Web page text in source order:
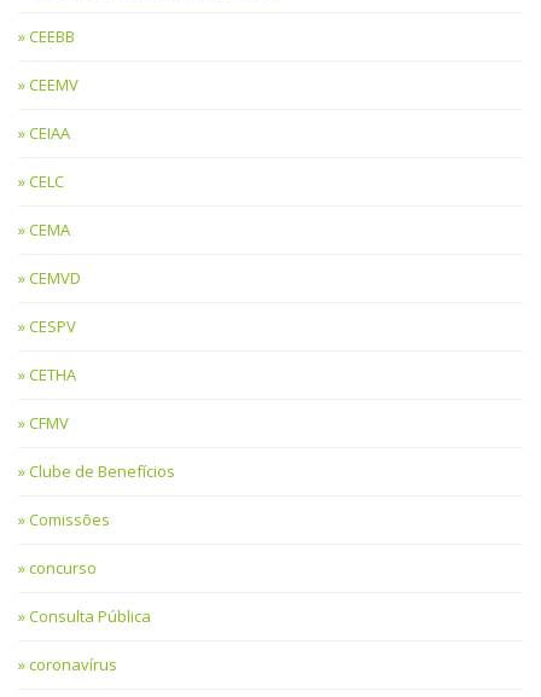
CEEBB
CEEMV
CEIAA
CELC
CEMA
CEMVD
CESPV
CETHA
CFMV
Clube de Benefícios
Comissões
concurso
Consulta Pública
coronavírus